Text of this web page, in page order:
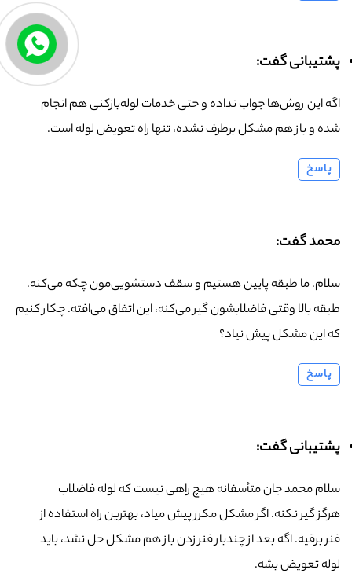
پشتیبانی گفت:
اگه این روش‌ها جواب نداده و حتی خدمات لوله‌بازکنی هم انجام
شده و باز هم مشکل برطرف نشده، تنها راه تعویض لوله است.
پاسخ
محمد گفت:
سلام. ما طبقه پایین هستیم و سقف دستشویی‌مون چکه می‌کنه.
طبقه بالا وقتی فاضلابشون گیر می‌کنه، این اتفاق می‌افته. چکار کنیم
که این مشکل پیش نیاد؟
پاسخ
پشتیبانی گفت:
سلام محمد جان متأسفانه هیچ راهی نیست که لوله فاضلاب
هرگز گیر نکنه. اگر مشکل مکرر پیش میاد، بهترین راه استفاده از
فنر برقیه. اگه بعد از چندبار فنر زدن باز هم مشکل حل نشد، باید
لوله تعویض بشه.